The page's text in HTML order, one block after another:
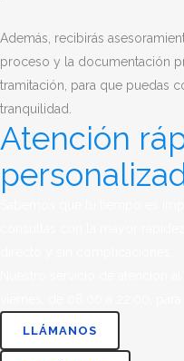
Además, recibirás
proceso y la documentación
tramitación, para que puedas
tranquilidad.
Atención
LLÁMANOS